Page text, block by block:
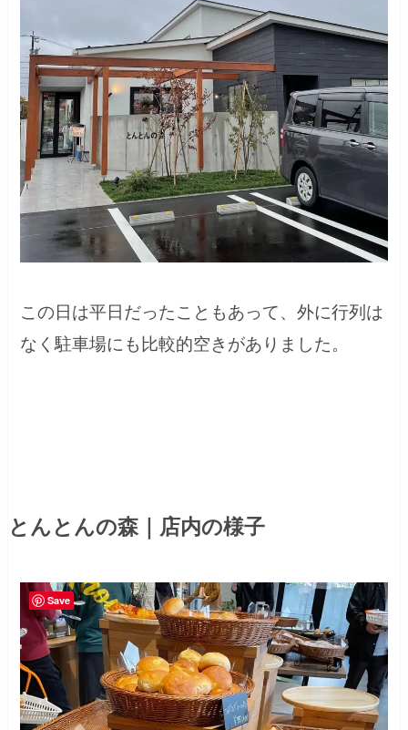
この日は平日だったこともあって、外に行列は
なく駐車場にも比較的空きがありました。
とんとんの森｜店内の様子
Save